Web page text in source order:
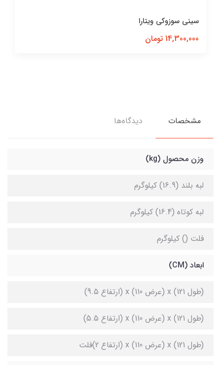
سینی سوزوکی ویتارا
14,300,000 تومان
مشخصات دیدگاه‌ها
وزن محصول (kg)
لبه بلند (16.9) کیلوگرم
لبه کوتاه (16.4) کیلوگرم
فلت () کیلوگرم
ابعاد (CM)
(طول 121) x (عرض 110) x (ارتفاع 9.5)
(طول 121) x (عرض 110) x (ارتفاع 5.5)
(طول 121) x (عرض 110) x (ارتفاع 2)فلت